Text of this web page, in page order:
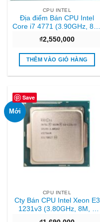
CPU INTEL
Địa điểm Bán CPU Intel
Core i7 4771 (3.90GHz, 8M,
chưa gồm Fan Uy tín
₫2,550,000
THÊM VÀO GIỎ HÀNG
Save
Mới
CPU INTEL
Cty Bán CPU Intel Xeon E3
1231v3 (3.80GHz, 8M, 4